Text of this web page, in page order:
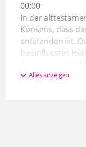
00:00
In der
Konsens, dass
entstanden ist.
beeinflusstes
Alles anzeigen